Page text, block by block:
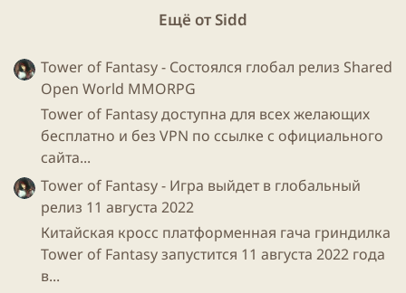
Ещё от Sidd
Tower of Fantasy - Состоялся глобал релиз Shared
Open World MMORPG
Tower of Fantasy доступна для всех желающих
бесплатно и без VPN по ссылке с официального
сайта...
Tower of Fantasy - Игра выйдет в глобальный
релиз 11 августа 2022
Китайская кросс платформенная гача гриндилка
Tower of Fantasy запустится 11 августа 2022 года
в...